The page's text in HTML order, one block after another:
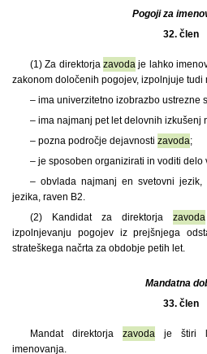
Pogoji za
32. člen
(1) Za direktorjazavoda je lahko
zakonom določenih pogojev, izpolnjuje tudi
– ima univerzitetno izobrazbo ustrezne
– ima najmanj pet let delovnih izkušenj
– pozna področje dejavnosti zavoda;
– je sposoben organizirati in voditi delo
– obvlada najmanj en svetovni
jezika, raven B2.
(2) Kandidat za direktorjazavoda
izpolnjevanju pogojev iz prejšnjega
strateškega načrta za obdobje petih let.
Mandatna
33. člen
Mandat direktorja zavodaje štiri
imenovanja.